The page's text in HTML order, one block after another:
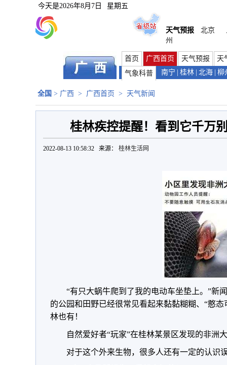
今天是2026年8月7日 星期五
天气预报 北京
州
首页 广西首页 天气预报
天
气象科普
南宁 桂林 北海 柳
全国 > 广西 > 广西首页 > 天气新闻
桂林疾控提醒！看到它千万
2022-08-13 10:58:32 来源： 桂林生活网
“有只大蜗牛爬到了我的电动车坐垫上。”新
的公园和田野已经很常见看起来黏黏糊糊、“憨
林也有！
自然爱好者“玩家”在桂林某景区发现的非洲
对于这个外来生物，很多人还有一定的认识